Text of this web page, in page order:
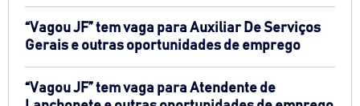
“Vagou JF” tem vaga para Auxiliar De Serviços
Gerais e outras oportunidades de emprego
“Vagou JF” tem vaga para Atendente de